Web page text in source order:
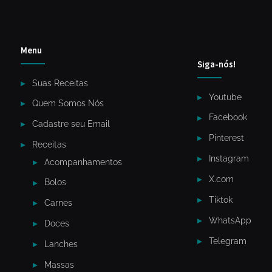
Menu
Suas Receitas
Quem Somos Nós
Cadastre seu Email
Receitas
Acompanhamentos
Bolos
Carnes
Doces
Lanches
Massas
Siga-nós!
Youtube
Facebook
Pinterest
Instagram
X.com
Tiktok
WhatsApp
Telegram